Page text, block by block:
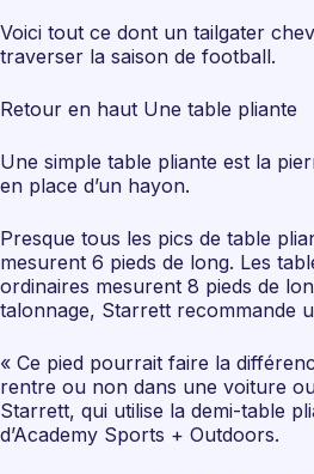
Voici tout ce dont un tailgater
traverser la saison de football.
Retour en haut Une table pliante
Une simple table pliante est la
en place d’un hayon.
Presque tous les pics de table
mesurent 6 pieds de long. Les
ordinaires mesurent 8 pieds de
talonnage, Starrett recommande
« Ce pied pourrait faire la
rentre ou non dans une voiture
Starrett, qui utilise la demi-table
d’Academy Sports + Outdoors.